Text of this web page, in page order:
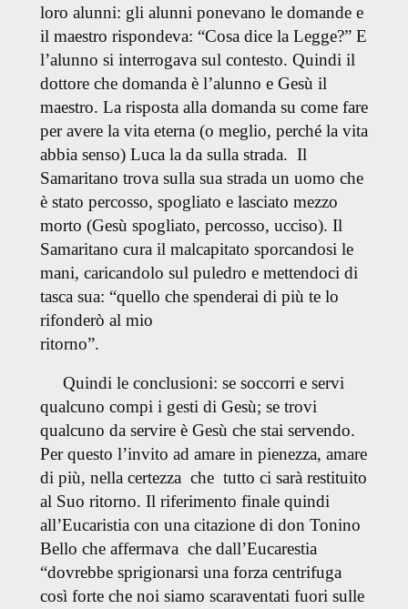
loro alunni: gli alunni ponevano le domande e
il maestro rispondeva: “Cosa dice la Legge?” E
l’alunno si interrogava sul contesto. Quindi il
dottore che domanda è l’alunno e Gesù il
maestro. La risposta alla domanda su come fare
per avere la vita eterna (o meglio, perché la vita
abbia senso) Luca la da sulla strada. Il
Samaritano trova sulla sua strada un uomo che
è stato percosso, spogliato e lasciato mezzo
morto (Gesù spogliato, percosso, ucciso). Il
Samaritano cura il malcapitato sporcandosi le
mani, caricandolo sul puledro e mettendoci di
tasca sua: “quello che spenderai di più te lo
rifonderò al mio
ritorno”.
Quindi le conclusioni: se soccorri e servi
qualcuno compi i gesti di Gesù; se trovi
qualcuno da servire è Gesù che stai servendo.
Per questo l’invito ad amare in pienezza, amare
di più, nella certezza che tutto ci sarà restituito
al Suo ritorno. Il riferimento finale quindi
all’Eucaristia con una citazione di don Tonino
Bello che affermava che dall’Eucarestia
“dovrebbe sprigionarsi una forza centrifuga
così forte che noi siamo scaraventati fuori sulle